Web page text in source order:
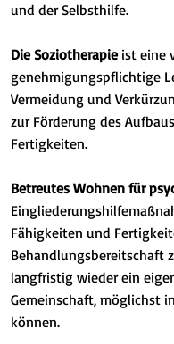
und der Selbsthilfe.
Die Soziotherapieist eine
genehmigungspflichtige
Vermeidung und
zur Förderung des
Fertigkeiten.
Betreutes Wohnen für
Fähigkeiten und
Behandlungsbereitschaft
langfristig wieder ein
Gemeinschaft, möglichst
können.